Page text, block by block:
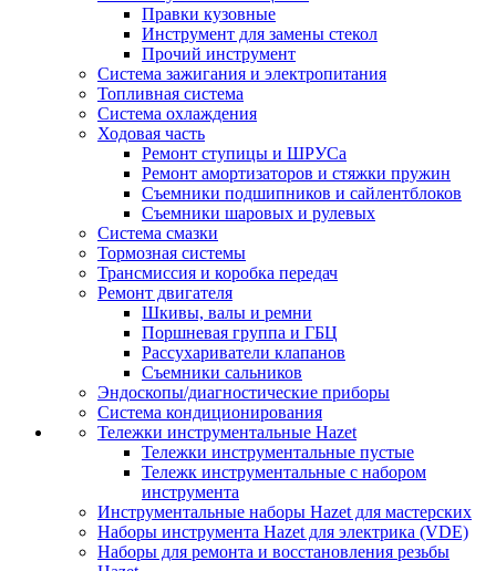
Правки кузовные
Инструмент для замены стекол
Прочий инструмент
Система зажигания и электропитания
Топливная система
Система охлаждения
Ходовая часть
Ремонт ступицы и ШРУСа
Ремонт амортизаторов и стяжки пружин
Съемники подшипников и сайлентблоков
Съемники шаровых и рулевых
Система смазки
Тормозная системы
Трансмиссия и коробка передач
Ремонт двигателя
Шкивы, валы и ремни
Поршневая группа и ГБЦ
Рассухариватели клапанов
Съемники сальников
Эндоскопы/диагностические приборы
Система кондиционирования
Тележки инструментальные Hazet
Тележки инструментальные пустые
Тележк инструментальные с набором
инструмента
Инструментальные наборы Hazet для мастерских
Наборы инструмента Hazet для электрика (VDE)
Наборы для ремонта и восстановления резьбы